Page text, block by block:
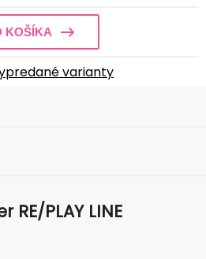
KOŠÍKA
varianty
RE/PLAY LINE